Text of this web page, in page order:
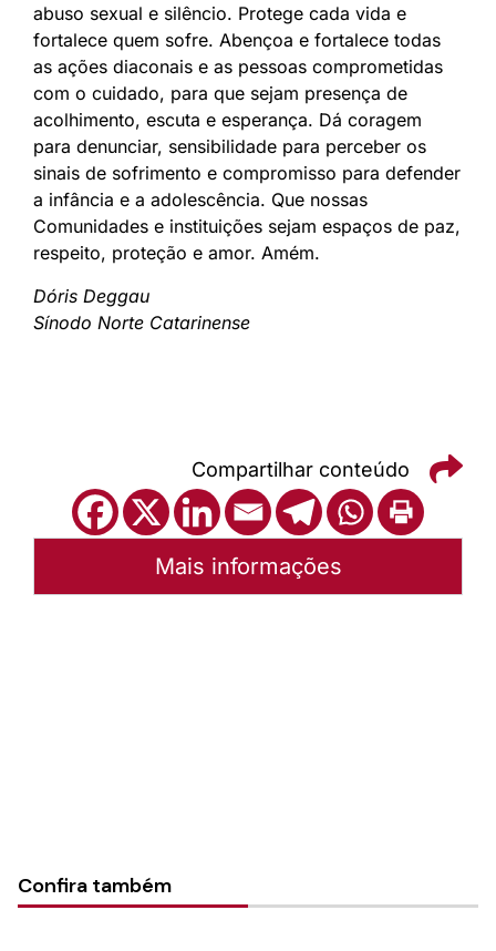
abuso sexual e silêncio. Protege cada vida e
fortalece quem sofre. Abençoa e fortalece todas
as ações diaconais e as pessoas comprometidas
com o cuidado, para que sejam presença de
acolhimento, escuta e esperança. Dá coragem
para denunciar, sensibilidade para perceber os
sinais de sofrimento e compromisso para defender
a infância e a adolescência. Que nossas
Comunidades e instituições sejam espaços de paz,
respeito, proteção e amor. Amém.
Dóris Deggau
Sínodo Norte Catarinense
Compartilhar conteúdo
Mais informações
Confira também